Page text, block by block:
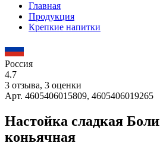
Главная
Продукция
Крепкие напитки
Россия
4.7
3 отзыва, 3 оценки
Арт. 4605406015809, 4605406019265
Настойка сладкая
коньячная